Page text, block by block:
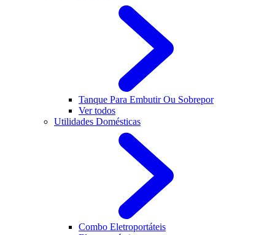
Tanque Para Embutir Ou Sobrepor
Ver todos
Utilidades Domésticas
Combo Eletroportáteis